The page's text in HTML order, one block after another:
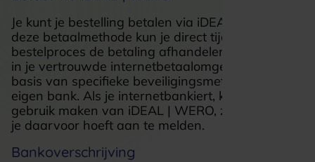
Je kunt je bestelling betalen via iDEAL | WERO. Bij
deze betaalmethode kun je direct tijdens het
bestelproces de betaling afhandelen. Je rekent af
in je vertrouwde internetbetaalomgeving op
basis van specifieke beveiligingsmethodes van je
eigen bank. Als je internetbankiert, kun je direct
gebruik maken van iDEAL | WERO, zonder dat je
je daarvoor hoeft aan te melden.
Bankoverschrijving